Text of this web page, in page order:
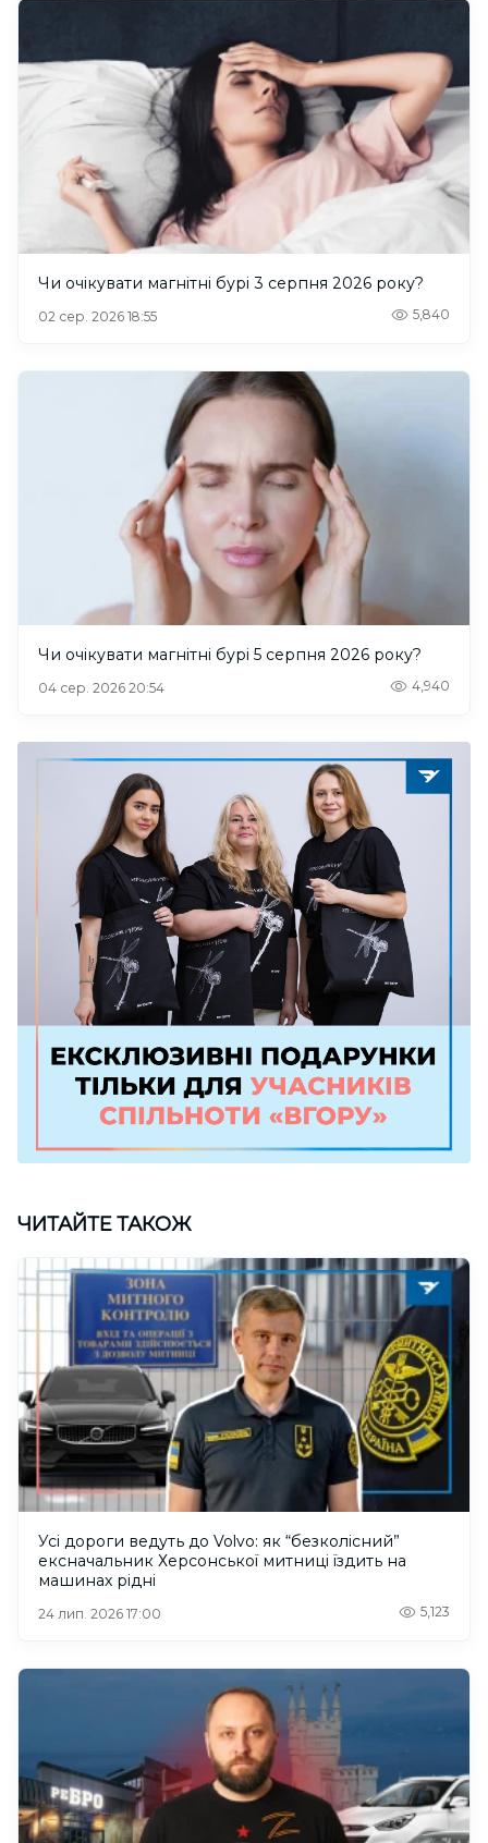
Чи очікувати магнітні бурі 3 серпня 2026 року?
02 сер. 2026 18:55 5,840
Чи очікувати магнітні бурі 5 серпня 2026 року?
04 сер. 2026 20:54 4,940
ЧИТАЙТЕ ТАКОЖ
Усі дороги ведуть до Volvo: як “безколісний”
ексначальник Херсонської митниці їздить на
машинах рідні
24 лип. 2026 17:00 5,123